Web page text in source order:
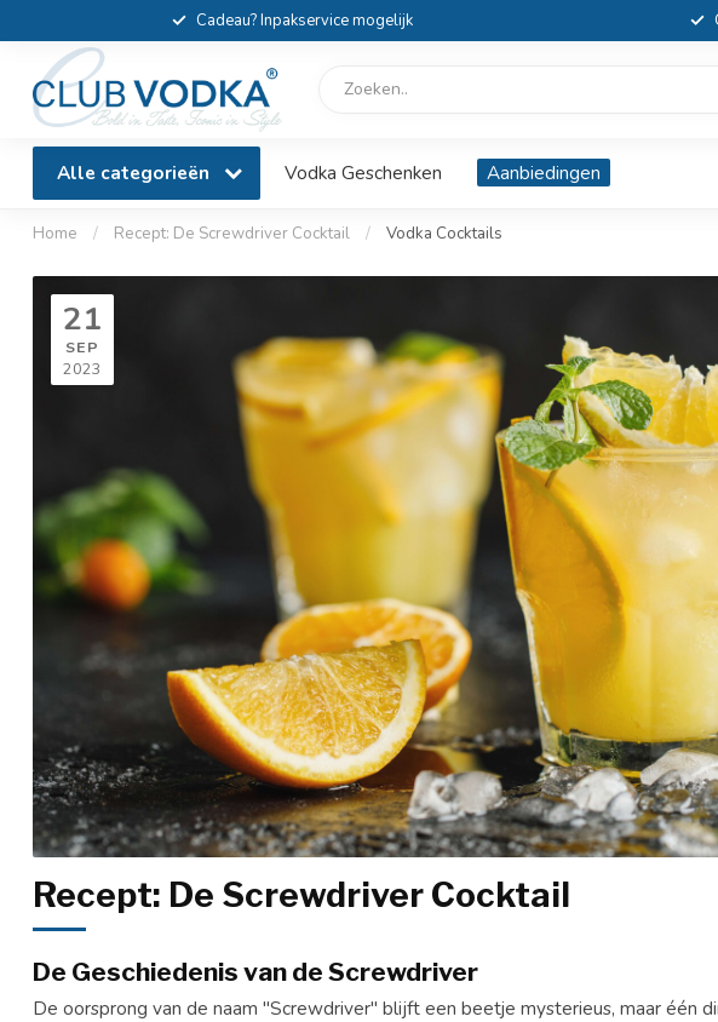
Cadeau? Inpakservice mogelijk
Alle categorieën Vodka Geschenken Aanbiedingen
Home / Recept: De Screwdriver Cocktail / Vodka Cocktails
21
SEP
2023
Recept: De Screwdriver Cocktail
De Geschiedenis van de Screwdriver
De oorsprong van de naam "Screwdriver" blijft een beetje mysterieus, maar één